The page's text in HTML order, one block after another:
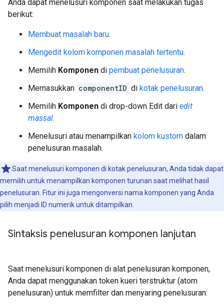
Anda dapat menelusuri komponen saat melakukan tugas
berikut:
Membuat masalah baru.
Mengedit kolom komponen masalah tertentu.
Memilih Komponen di pembuat penelusuran.
Memasukkan componentID di kotak penelusuran.
Memilih Komponen di drop-down Edit dari edit
massal.
Menelusuri atau menampilkan kolom kustom dalam
penelusuran masalah.
Saat menelusuri komponen di kotak penelusuran, Anda tidak dapat
memilih untuk menampilkan komponen turunan saat melihat hasil
penelusuran. Fitur ini juga mengonversi nama komponen yang Anda
pilih menjadi ID numerik untuk ditampilkan.
Sintaksis penelusuran komponen lanjutan
Saat menelusuri komponen di alat penelusuran komponen,
Anda dapat menggunakan token kueri terstruktur (atom
penelusuran) untuk memfilter dan menyaring penelusuran: